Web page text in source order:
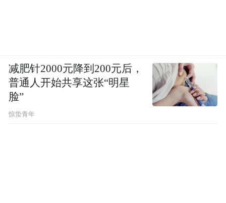
减肥针2000元降到200元后，
普通人开始共享这张“明星
脸”
惊蛰青年